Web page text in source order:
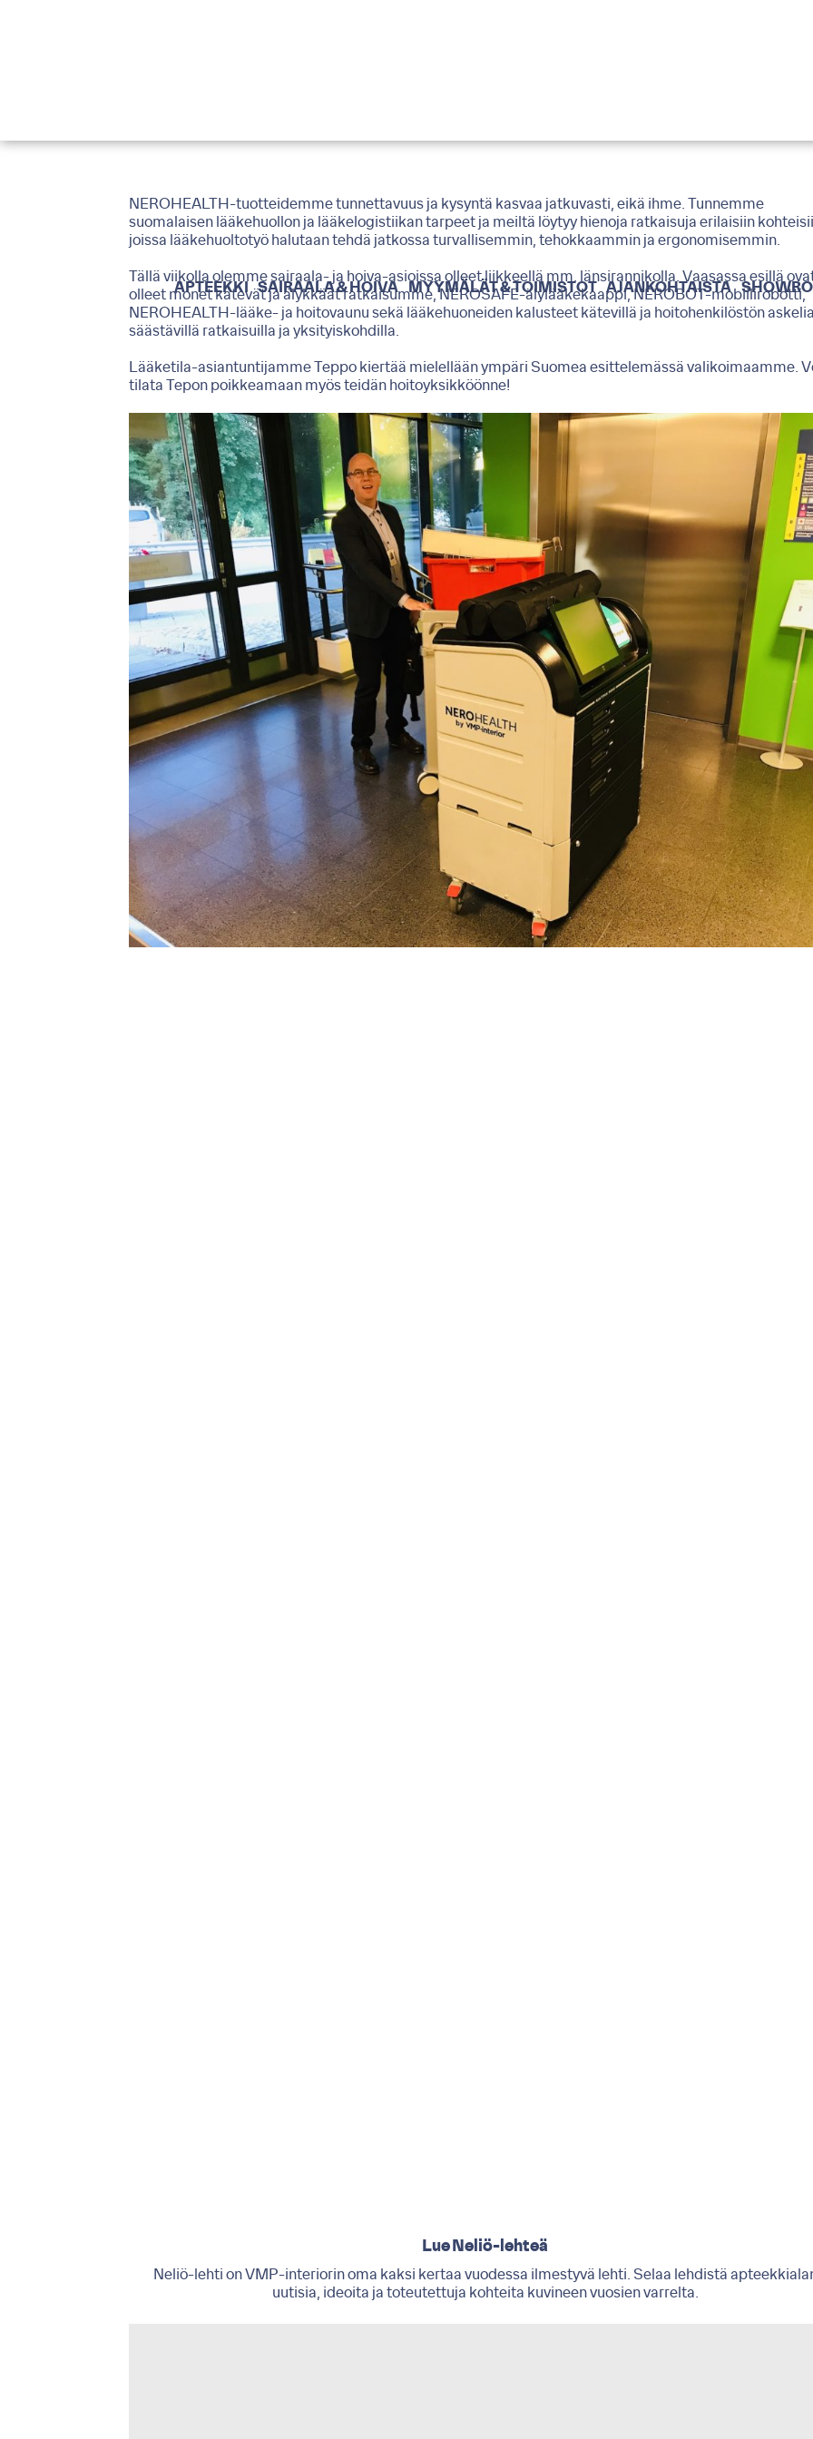
APTEEKKI SAIRAALA & HOIVA MYYMÄLÄT & TOIMISTOT AJANKOHTAISTA
NEROHEALTH-tuotteidemme tunnettavuus ja kysyntä kasvaa jatkuvasti, eikä ihme. Tunnemme
suomalaisen lääkehuollon ja lääkelogistiikan tarpeet ja meiltä löytyy hienoja ratkaisuja erilaisiin
joissa lääkehuoltotyö halutaan tehdä jatkossa turvallisemmin, tehokkaammin ja ergonomisemmin.
Tällä viikolla olemme sairaala- ja hoiva-asioissa olleet liikkeellä mm. länsirannikolla. Vaasassa esillä
olleet monet kätevät ja älykkäät ratkaisumme, NEROSAFE-älylääkekaappi, NEROBOT-mobiilirobotti,
NEROHEALTH-lääke- ja hoitovaunu sekä lääkehuoneiden kalusteet kätevillä ja hoitohenkilöstön
säästävillä ratkaisuilla ja yksityiskohdilla.
Lääketila-asiantuntijamme Teppo kiertää mielellään ympäri Suomea esittelemässä valikoimaamme.
tilata Tepon poikkeamaan myös teidän hoitoyksikköönne!
Lue Neliö-lehteä
Neliö-lehti on VMP-interiorin oma kaksi kertaa vuodessa ilmestyvä lehti. Selaa lehdistä
uutisia, ideoita ja toteutettuja kohteita kuvineen vuosien varrelta.